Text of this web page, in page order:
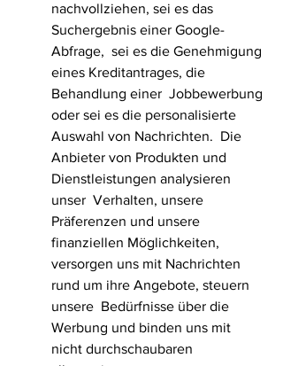
nachvollziehen, sei es das
Suchergebnis einer Google-
Abfrage,  sei es die Genehmigung
eines Kreditantrages, die
Behandlung einer  Jobbewerbung
oder sei es die personalisierte
Auswahl von Nachrichten.  Die
Anbieter von Produkten und
Dienstleistungen analysieren
unser  Verhalten, unsere
Präferenzen und unsere
finanziellen Möglichkeiten,
versorgen uns mit Nachrichten
rund um ihre Angebote, steuern
unsere  Bedürfnisse über die
Werbung und binden uns mit
nicht durchschaubaren